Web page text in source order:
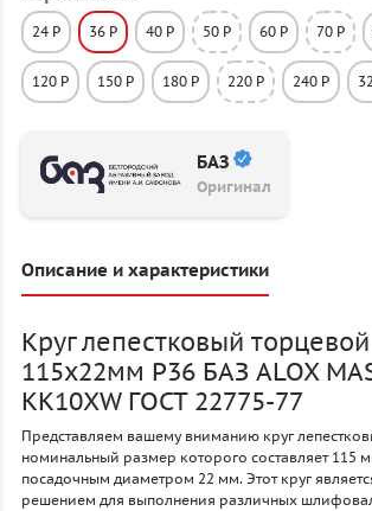
24 P 36 P 40 P 50 P 60 P 70 P
120 P 150 P 180 P 220 P 240 P
БАЗ
Оригинал
Описание и характеристики
Круг лепестковый
115х22мм P36 БАЗ ALOX
KK10XW ГОСТ 22775-77
Представляем вашему вниманию круг
номинальный размер которого составляет 115
посадочным диаметром 22 мм. Этот круг
решением для выполнения различных